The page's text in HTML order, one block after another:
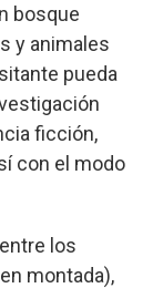
bosque
y animales
pueda
ficción,
con el modo
los
montada),